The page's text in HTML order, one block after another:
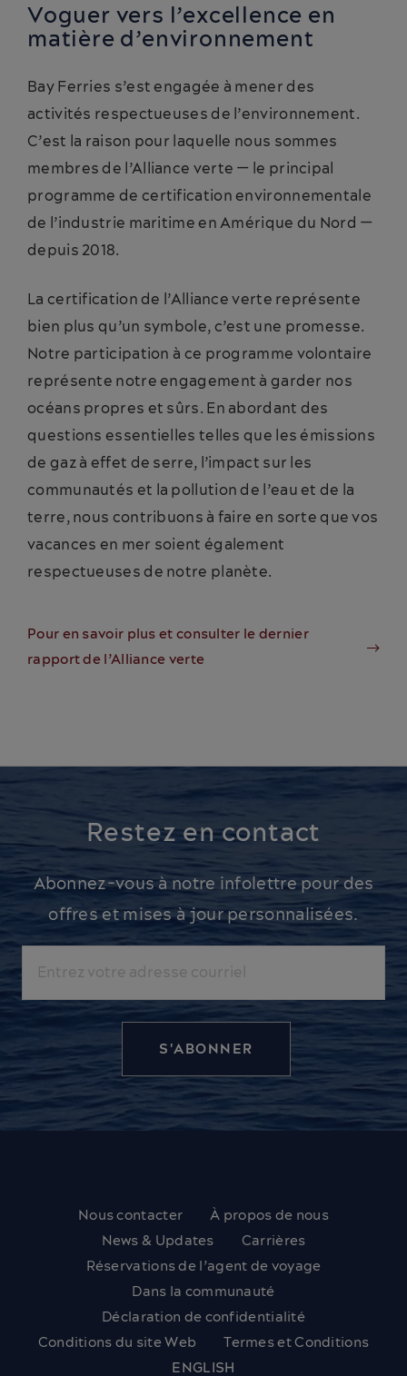
Voguer vers l’excellence en
matière d’environnement
Bay Ferries s’est engagée à mener des
activités respectueuses de l’environnement.
C’est la raison pour laquelle nous sommes
membres de l’Alliance verte — le principal
programme de certification environnementale
de l’industrie maritime en Amérique du Nord —
depuis 2018.
La certification de l’Alliance verte représente
bien plus qu’un symbole, c’est une promesse.
Notre participation à ce programme volontaire
représente notre engagement à garder nos
océans propres et sûrs. En abordant des
questions essentielles telles que les émissions
de gaz à effet de serre, l’impact sur les
communautés et la pollution de l’eau et de la
terre, nous contribuons à faire en sorte que vos
vacances en mer soient également
respectueuses de notre planète.
Pour en savoir plus et consulter le dernier
rapport de l’Alliance verte
Restez en contact
Abonnez-vous à notre infolettre pour des
offres et mises à jour personnalisées.
Nous contacter
À propos de nous
News & Updates
Carrières
Réservations de l’agent de voyage
Dans la communauté
Déclaration de confidentialité
Conditions du site Web
Termes et Conditions
ENGLISH